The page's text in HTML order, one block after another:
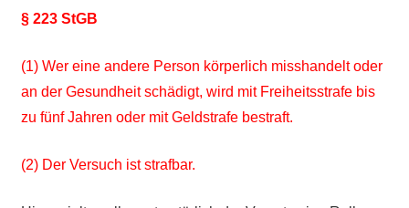
§ 223 StGB
(1) Wer eine andere Person körperlich misshandelt oder
an der Gesundheit schädigt, wird mit Freiheitsstrafe bis
zu fünf Jahren oder mit Geldstrafe bestraft.
(2) Der Versuch ist strafbar.